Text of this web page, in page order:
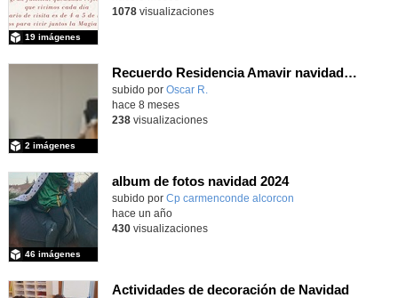
19 imágenes
1078visualizaciones
Recuerdo Residencia Amavir navidad 25 6D
Contenido educativo.
subido por Oscar R.
2 imágenes
hace 8 meses
238visualizaciones
album de fotos navidad 2024
subido por Cp carmenconde alcorcon
46 imágenes
hace un año
430visualizaciones
Actividades de decoración de Navidad